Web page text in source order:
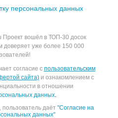
Проект вошёл в ТОП-30 досок
доверяет уже более 150 000
согласие с пользовательским
сайта) и ознакомлением с
в отношении
данных.
даёт "Согласие на
данных"
персональных данных